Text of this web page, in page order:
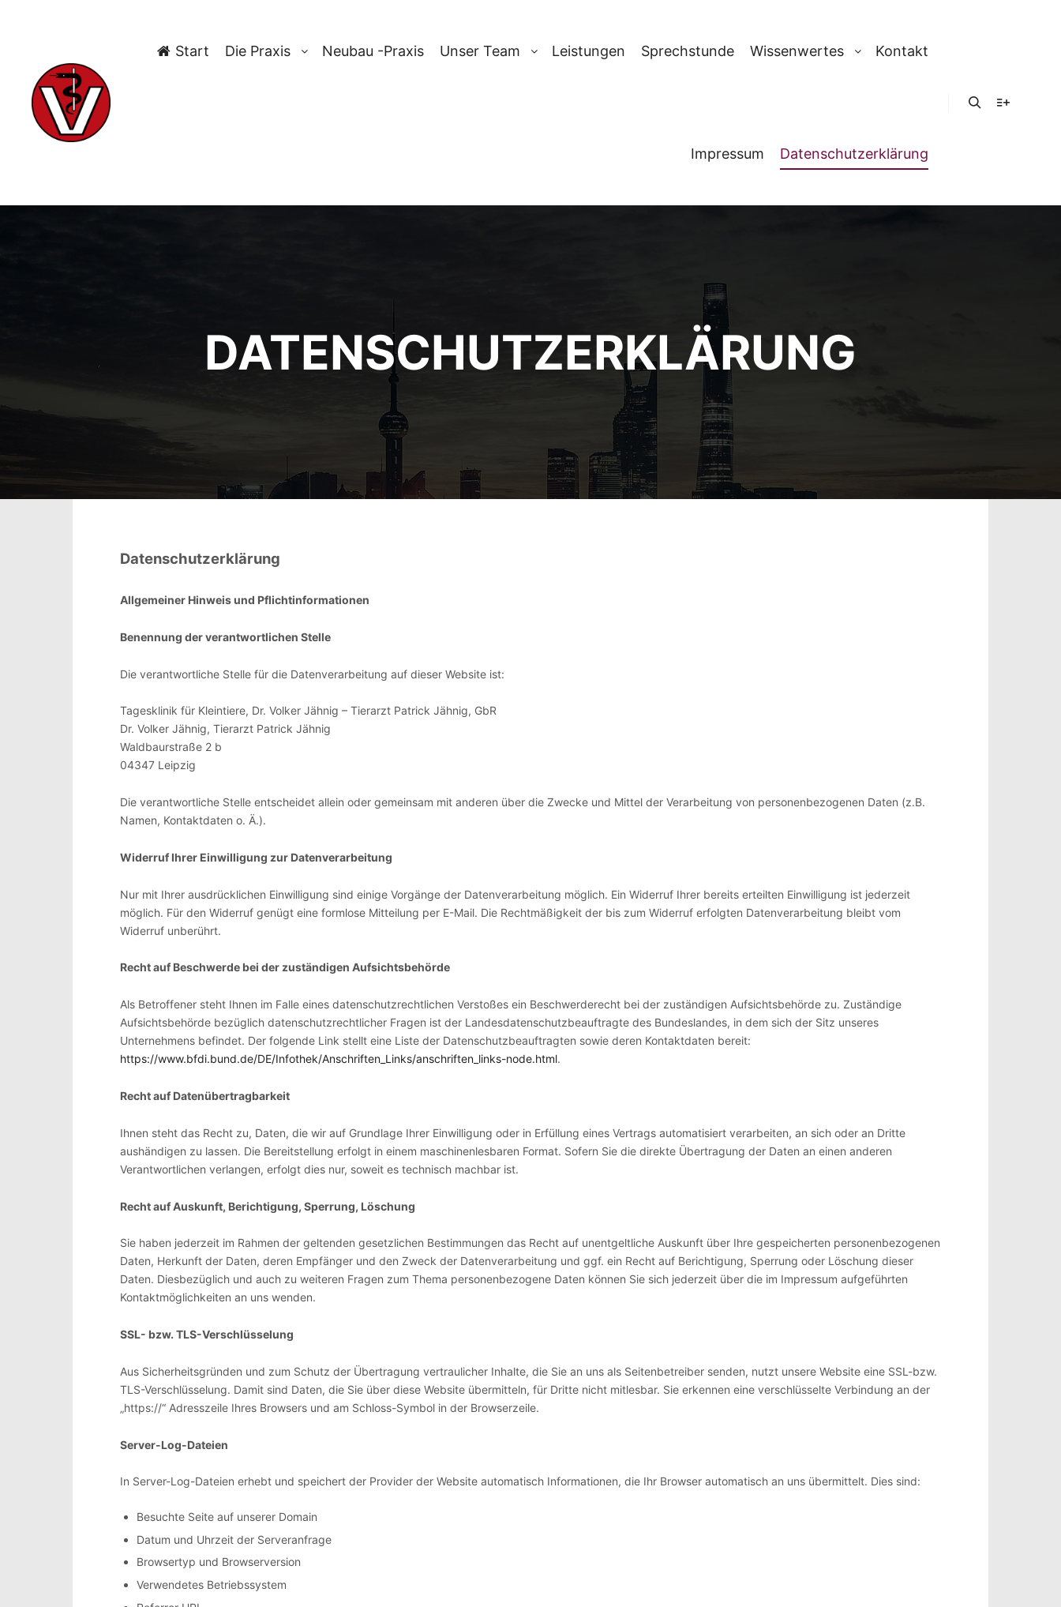
Start Die Praxis Neubau -Praxis Unser Team Leistungen Sprechstunde Wissenwertes Kontakt
Impressum Datenschutzerklärung
DATENSCHUTZERKLÄRUNG
Datenschutzerklärung
Allgemeiner Hinweis und Pflichtinformationen
Benennung der verantwortlichen Stelle
Die verantwortliche Stelle für die Datenverarbeitung auf dieser Website ist:
Tagesklinik für Kleintiere, Dr. Volker Jähnig – Tierarzt Patrick Jähnig, GbR
Dr. Volker Jähnig, Tierarzt Patrick Jähnig
Waldbaurstraße 2 b
04347 Leipzig
Die verantwortliche Stelle entscheidet allein oder gemeinsam mit anderen über die Zwecke und Mittel der Verarbeitung von personenbezogenen Daten (z.B.
Namen, Kontaktdaten o. Ä.).
Widerruf Ihrer Einwilligung zur Datenverarbeitung
Nur mit Ihrer ausdrücklichen Einwilligung sind einige Vorgänge der Datenverarbeitung möglich. Ein Widerruf Ihrer bereits erteilten Einwilligung ist jederzeit
möglich. Für den Widerruf genügt eine formlose Mitteilung per E-Mail. Die Rechtmäßigkeit der bis zum Widerruf erfolgten Datenverarbeitung bleibt vom
Widerruf unberührt.
Recht auf Beschwerde bei der zuständigen Aufsichtsbehörde
Als Betroffener steht Ihnen im Falle eines datenschutzrechtlichen Verstoßes ein Beschwerderecht bei der zuständigen Aufsichtsbehörde zu. Zuständige
Aufsichtsbehörde bezüglich datenschutzrechtlicher Fragen ist der Landesdatenschutzbeauftragte des Bundeslandes, in dem sich der Sitz unseres
Unternehmens befindet. Der folgende Link stellt eine Liste der Datenschutzbeauftragten sowie deren Kontaktdaten bereit:
https://www.bfdi.bund.de/DE/Infothek/Anschriften_Links/anschriften_links-node.html.
Recht auf Datenübertragbarkeit
Ihnen steht das Recht zu, Daten, die wir auf Grundlage Ihrer Einwilligung oder in Erfüllung eines Vertrags automatisiert verarbeiten, an sich oder an Dritte
aushändigen zu lassen. Die Bereitstellung erfolgt in einem maschinenlesbaren Format. Sofern Sie die direkte Übertragung der Daten an einen anderen
Verantwortlichen verlangen, erfolgt dies nur, soweit es technisch machbar ist.
Recht auf Auskunft, Berichtigung, Sperrung, Löschung
Sie haben jederzeit im Rahmen der geltenden gesetzlichen Bestimmungen das Recht auf unentgeltliche Auskunft über Ihre gespeicherten personenbezogenen
Daten, Herkunft der Daten, deren Empfänger und den Zweck der Datenverarbeitung und ggf. ein Recht auf Berichtigung, Sperrung oder Löschung dieser
Daten. Diesbezüglich und auch zu weiteren Fragen zum Thema personenbezogene Daten können Sie sich jederzeit über die im Impressum aufgeführten
Kontaktmöglichkeiten an uns wenden.
SSL- bzw. TLS-Verschlüsselung
Aus Sicherheitsgründen und zum Schutz der Übertragung vertraulicher Inhalte, die Sie an uns als Seitenbetreiber senden, nutzt unsere Website eine SSL-bzw.
TLS-Verschlüsselung. Damit sind Daten, die Sie über diese Website übermitteln, für Dritte nicht mitlesbar. Sie erkennen eine verschlüsselte Verbindung an der
„https://“ Adresszeile Ihres Browsers und am Schloss-Symbol in der Browserzeile.
Server-Log-Dateien
In Server-Log-Dateien erhebt und speichert der Provider der Website automatisch Informationen, die Ihr Browser automatisch an uns übermittelt. Dies sind:
Besuchte Seite auf unserer Domain
Datum und Uhrzeit der Serveranfrage
Browsertyp und Browserversion
Verwendetes Betriebssystem